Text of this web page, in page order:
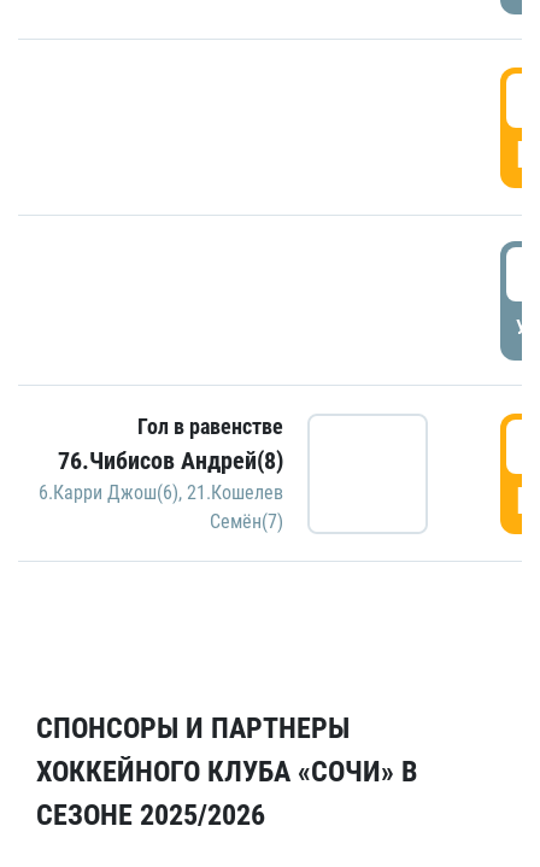
Гол в равенстве
76.Чибисов Андрей(8)
6.Карри Джош(6), 21.Кошелев
Семён(7)
СПОНСОРЫ И ПАРТНЕРЫ
ХОККЕЙНОГО КЛУБА «СОЧИ» В
СЕЗОНЕ 2025/2026